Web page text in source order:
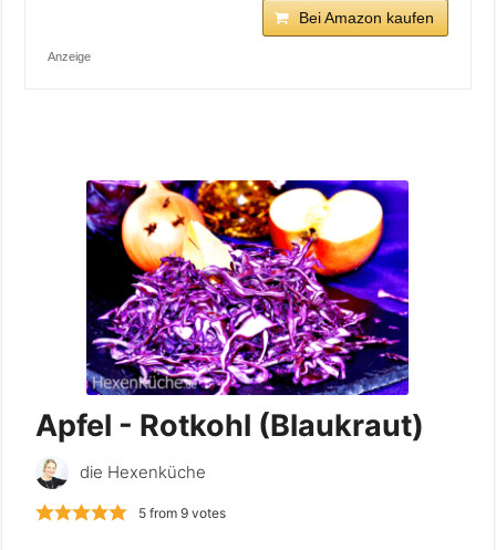
Bei Amazon kaufen
Anzeige
Apfel - Rotkohl (Blaukraut)
die Hexenküche
5from 9votes